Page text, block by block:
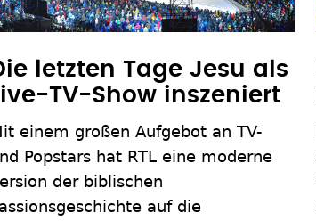
letzten Tage Jesu als
TV-Show inszeniert
einem großen Aufgebot an TV-
Popstars hat RTL eine moderne
der biblischen
auf die